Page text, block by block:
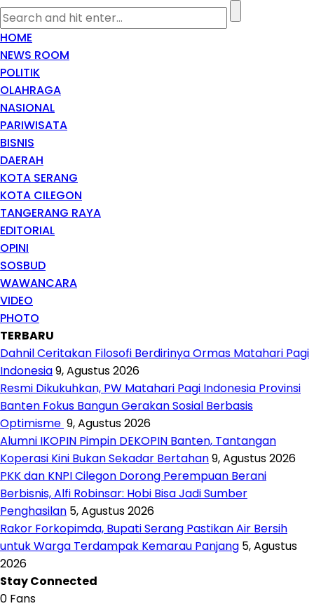
HOME
NEWS ROOM
POLITIK
OLAHRAGA
NASIONAL
PARIWISATA
BISNIS
DAERAH
KOTA SERANG
KOTA CILEGON
TANGERANG RAYA
EDITORIAL
OPINI
SOSBUD
WAWANCARA
VIDEO
PHOTO
TERBARU
Dahnil Ceritakan Filosofi Berdirinya Ormas Matahari Pagi
Indonesia9, Agustus 2026
Resmi Dikukuhkan, PW Matahari Pagi Indonesia Provinsi
Banten Fokus Bangun Gerakan Sosial Berbasis
Optimisme 9, Agustus 2026
Alumni IKOPIN Pimpin DEKOPIN Banten, Tantangan
Koperasi Kini Bukan Sekadar Bertahan9, Agustus 2026
PKK dan KNPI Cilegon Dorong Perempuan Berani
Berbisnis, Alfi Robinsar: Hobi Bisa Jadi Sumber
Penghasilan 5, Agustus 2026
Rakor Forkopimda, Bupati Serang Pastikan Air Bersih
untuk Warga Terdampak Kemarau Panjang 5, Agustus
2026
Stay Connected
0 Fans